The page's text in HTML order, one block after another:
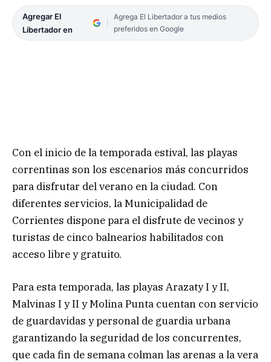
Agregar El
Libertador en
Agrega El Libertador a tus medios
preferidos en Google
Con el inicio de la temporada estival, las playas
correntinas son los escenarios más concurridos
para disfrutar del verano en la ciudad. Con
diferentes servicios, la Municipalidad de
Corrientes dispone para el disfrute de vecinos y
turistas de cinco balnearios habilitados con
acceso libre y gratuito.
Para esta temporada, las playas Arazaty I y II,
Malvinas I y II y Molina Punta cuentan con servicio
de guardavidas y personal de guardia urbana
garantizando la seguridad de los concurrentes,
que cada fin de semana colman las arenas a la vera